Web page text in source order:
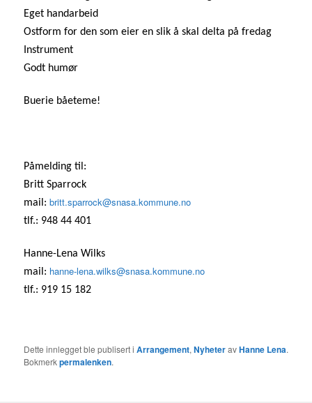
Eget handarbeid
Ostform for den som eier en slik å skal delta på fredag
Instrument
Godt humør
Buerie båeteme!
Påmelding til:
Britt Sparrock
mail: britt.sparrock@snasa.kommune.no
tlf.: 948 44 401
Hanne-Lena Wilks
mail: hanne-lena.wilks@snasa.kommune.no
tlf.: 919 15 182
Dette innlegget ble publisert iArrangement,NyheteravHanne Lena.
Bokmerkpermalenken.